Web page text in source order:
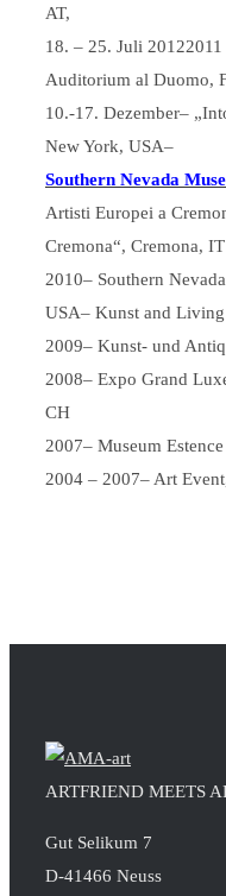
AT,
18. – 25. Juli
Auditorium al Duomo,
10.-17. Dezember–
New York, USA–
Southern Nevada
Artisti Europei a
Cremona“, Cremona, IT
2010– Southern
USA– Kunst and
2009– Kunst- und
2008– Expo Grand
CH
2007– Museum
2004 – 2007– Art
ARTFRIEND MEETS
Gut Selikum 7
D-41466 Neuss